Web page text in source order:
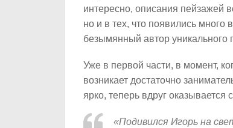
интересно, описания пейзажей
но и в тех, что появились много
безымянный автор уникального
Уже в первой части, в момент,
возникает достаточно
ярко, теперь вдруг оказывается
«Подивился Игорь на